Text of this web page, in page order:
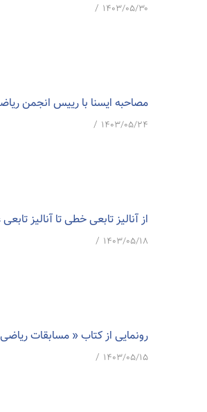
۱۴۰۳/۰۵/۳۰ /
مصاحبه ایسنا با رییس انجمن ریاضی ایران در حاشیه
۱۴۰۳/۰۵/۲۴ /
از آنالیز تابعی خطی تا آنالیز
۱۴۰۳/۰۵/۱۸ /
رونمایی از کتاب « مسابقات ریاضی
۱۴۰۳/۰۵/۱۵ /